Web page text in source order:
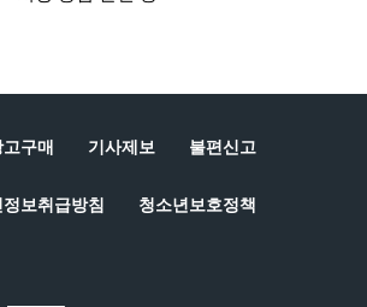
고구매 기사제보 불편신고
보취급방침 청소년보호정책